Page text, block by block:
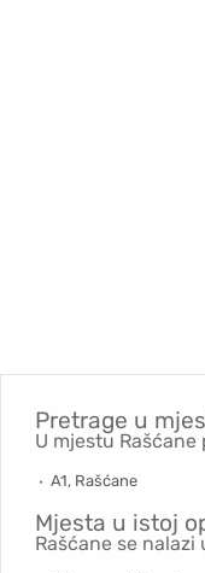
Pretrage u
U mjestu
A1, Rašćane
Mjesta u istoj
Rašćane se